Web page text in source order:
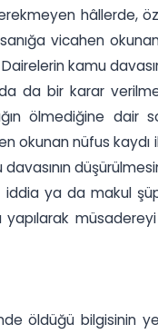
hâllerde,
vicahen okunan
kamu
bir karar
ölmediğine
nüfus
ya da makul
öldüğü bilgisinin